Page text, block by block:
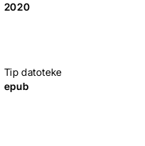
2020
Tip datoteke
epub